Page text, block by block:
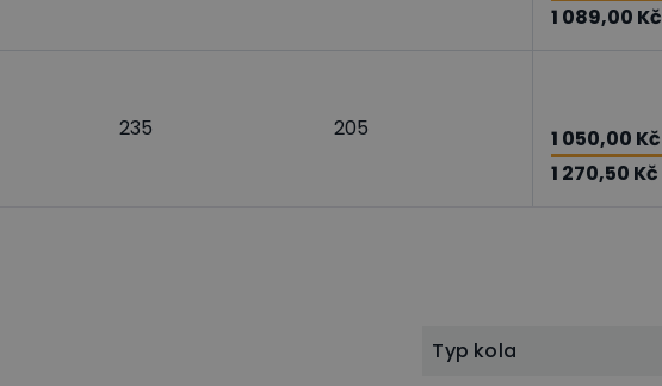
1 089,00 Kč
235 205 1 050,00 Kč
1 270,50 Kč
Typ kola